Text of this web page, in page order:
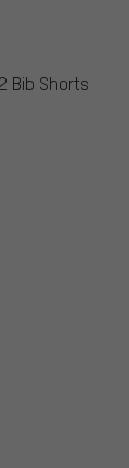
Bib Shorts